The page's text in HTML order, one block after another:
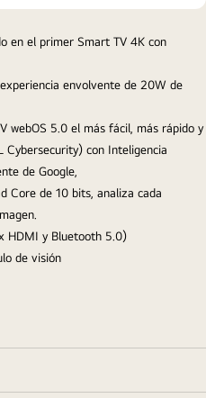
siguiente
en el primer Smart TV 4K con
envolvente de 20W de
webOS 5.0 el más fácil, más rápido y
Cybersecurity) con Inteligencia
de Google,
Core de 10 bits, analiza cada
HDMI y Bluetooth 5.0)
de visión